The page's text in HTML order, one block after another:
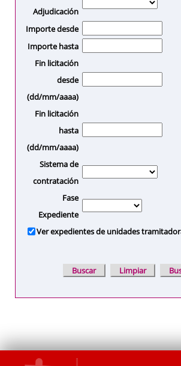
Adjudicación
Importe desde
Importe hasta
Fin licitación
desde
(dd/mm/aaaa)
Fin licitación
hasta
(dd/mm/aaaa)
Sistema de
contratación
Fase
Expediente
Ver expedientes de unidades